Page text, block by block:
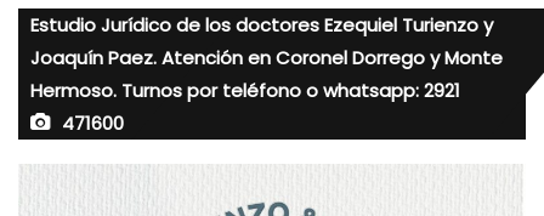
Estudio Jurídico de los doctores Ezequiel Turienzo y
Joaquín Paez. Atención en Coronel Dorrego y Monte
Hermoso. Turnos por teléfono o whatsapp: 2921
471600